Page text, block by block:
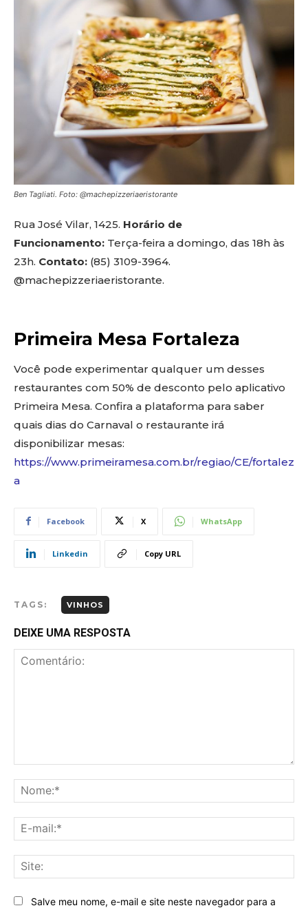
Ben Tagliati. Foto: @machepizzeriaeristorante
Rua José Vilar, 1425. Horário de
Funcionamento: Terça-feira a domingo, das 18h às
23h. Contato: (85) 3109-3964.
@machepizzeriaeristorante.
Primeira Mesa Fortaleza
Você pode experimentar qualquer um desses
restaurantes com 50% de desconto pelo aplicativo
Primeira Mesa. Confira a plataforma para saber
quais dias do Carnaval o restaurante irá
disponibilizar mesas:
https://www.primeiramesa.com.br/regiao/CE/fortalez
a
Facebook X WhatsApp
Linkedin Copy URL
TAGS: VINHOS
DEIXE UMA RESPOSTA
Salve meu nome, e-mail e site neste navegador para a